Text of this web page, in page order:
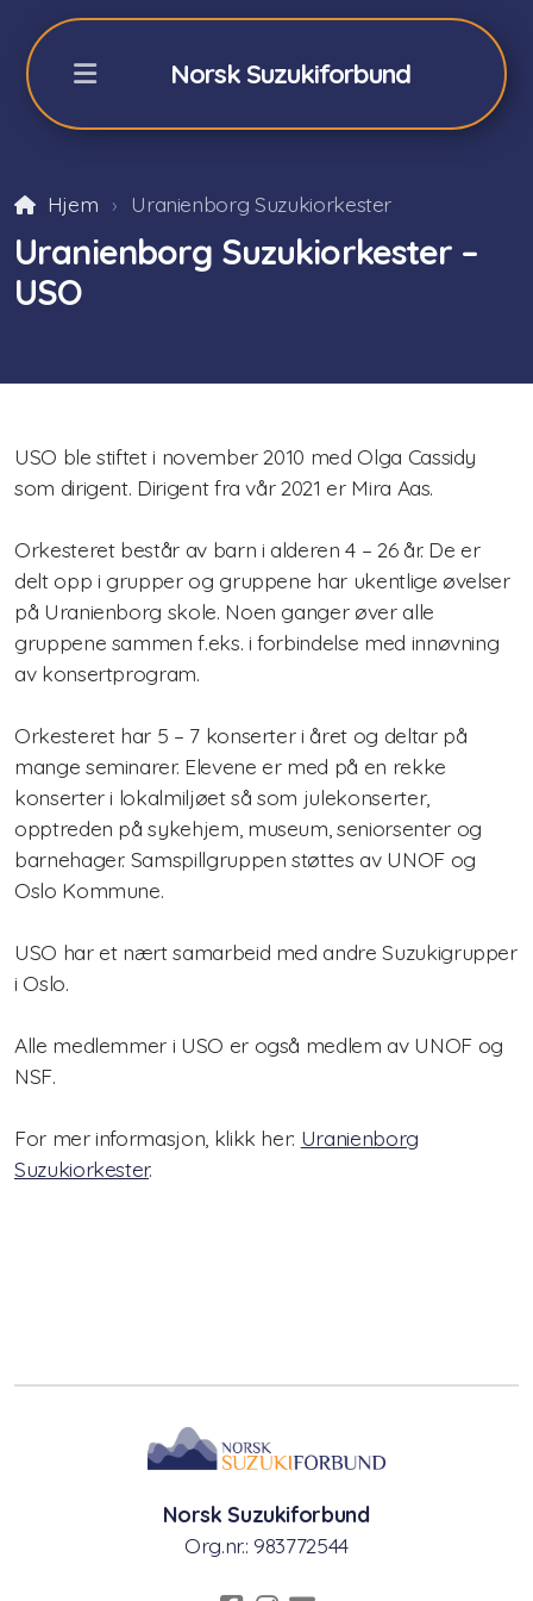
Norsk Suzukiforbund
Hjem Uranienborg Suzukiorkester
Uranienborg Suzukiorkester –
USO
USO ble stiftet i november 2010 med Olga Cassidy
som dirigent. Dirigent fra vår 2021 er Mira Aas.
Orkesteret består av barn i alderen 4 – 26 år. De er
delt opp i grupper og gruppene har ukentlige øvelser
på Uranienborg skole. Noen ganger øver alle
gruppene sammen f.eks. i forbindelse med innøvning
av konsertprogram.
Orkesteret har 5 – 7 konserter i året og deltar på
mange seminarer. Elevene er med på en rekke
konserter i lokalmiljøet så som julekonserter,
opptreden på sykehjem, museum, seniorsenter og
barnehager. Samspillgruppen støttes av UNOF og
Oslo Kommune.
USO har et nært samarbeid med andre Suzukigrupper
i Oslo.
Alle medlemmer i USO er også medlem av UNOF og
NSF.
For mer informasjon, klikk her: Uranienborg
Suzukiorkester.
Norsk Suzukiforbund
Org.nr.: 983772544
NSFs Sommerkurs Geilo
Påmelding sommerkurs -26
Orkester/teori/Dalcroze
Nasjonalt pianokurs
Lærerkurs/Teacher training
Cello Teacher training
Brass Teacher training
Statutter for Norsk Suzukiforbund
Lenker og litteratur
Suzukiundervisning på Voldsløkka kulturstasjon i
Styret 2022/2023
Sommerkurs 2021